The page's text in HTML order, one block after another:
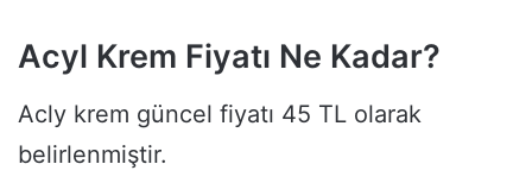
Acyl Krem Fiyatı Ne Kadar?
Acly krem güncel fiyatı 45 TL olarak
belirlenmiştir.